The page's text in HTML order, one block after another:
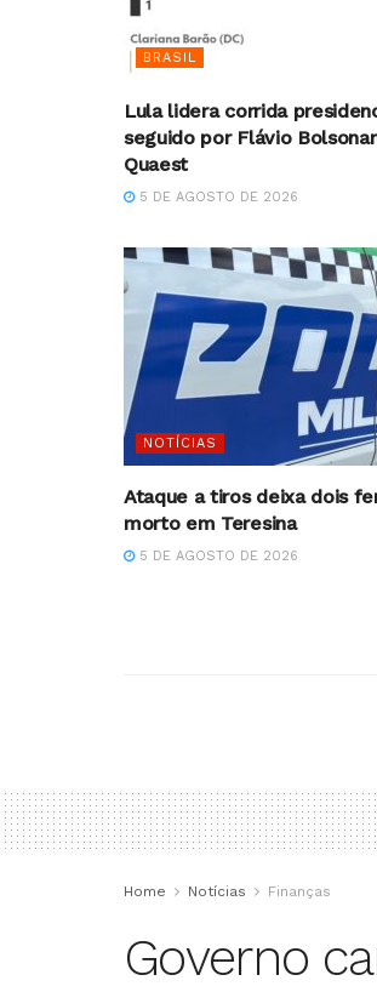
BRASIL
Lula lidera corrida
seguido por Flávio
Quaest
5 DE AGOSTO DE 2026
NOTÍCIAS
Ataque a tiros deixa dois
morto em Teresina
5 DE AGOSTO DE 2026
Home Notícias Finanças
Governo